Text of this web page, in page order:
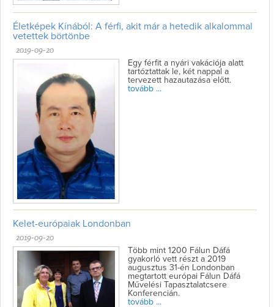
Életképek Kínából: A férfi, akit már a hetedik alkalommal
vetettek börtönbe
2019-09-20
Egy férfit a nyári vakációja alatt
tartóztattak le, két nappal a
tervezett hazautazása előtt.
tovább ...
Kelet-európaiak Londonban
2019-09-20
Több mint 1200 Fálun Dáfá
gyakorló vett részt a 2019
augusztus 31-én Londonban
megtartott európai Fálun Dáfá
Művelési Tapasztalatcsere
Konferencián.
tovább ...